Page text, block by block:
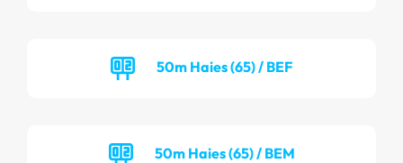
50m Haies (65) / BEF
50m Haies (65) / BEM